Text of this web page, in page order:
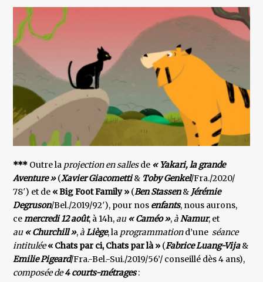
*** Outre la projection en sallesde « Yakari, la grande
Aventure »(Xavier Giacometti& Toby Genkel/Fra./2020/
78′) et de « Big Foot Family » (Ben Stassen& Jérémie
Degruson/Bel./2019/92′), pour nos enfants, nous aurons,
cemercredi 12 août, à 14h,au« Caméo »,àNamur, et
au « Churchill »,àLiège, la programmationd’uneséance
intitulée« Chats par ci, Chats par là » (Fabrice Luang-Vija&
Emilie Pigeard/Fra.-Bel.-Sui./2019/56’/ conseillé dès 4 ans),
composée de4 courts-métrages: